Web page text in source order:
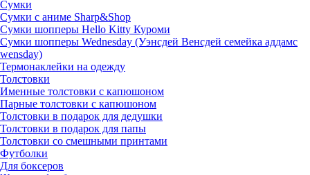
Сумки
Сумки с аниме Sharp&Shop
Сумки шопперы Hello Kitty Куроми
Сумки шопперы Wednesday (Уэнсдей Венсдей семейка аддамс
wensday)
Термонаклейки на одежду
Толстовки
Именные толстовки с капюшоном
Парные толстовки с капюшоном
Толстовки в подарок для дедушки
Толстовки в подарок для папы
Толстовки со смешными принтами
Футболки
Для боксеров